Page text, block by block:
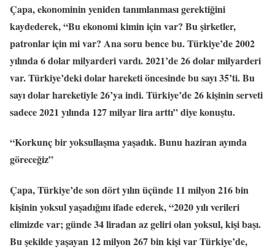
Çapa, ekonominin yeniden tanımlanması gerektiğini
kaydederek, “Bu ekonomi kimin için var? Bu şirketler,
patronlar için mi var? Ana soru bence bu. Türkiye’de 2002
yılında 6 dolar milyarderi vardı. 2021’de 26 dolar milyarderi
var. Türkiye’deki dolar hareketi öncesinde bu sayı 35’ti. Bu
sayı dolar hareketiyle 26’ya indi. Türkiye’de 26 kişinin serveti
sadece 2021 yılında 127 milyar lira arttı” diye konuştu.
“Korkunç bir yoksullaşma yaşadık. Bunu haziran ayında
göreceğiz”
Çapa, Türkiye’de son dört yılın üçünde 11 milyon 216 bin
kişinin yoksul yaşadığını ifade ederek, “2020 yılı verileri
elimizde var; günde 34 liradan az geliri olan yoksul, kişi başı.
Bu şekilde yaşayan 12 milyon 267 bin kişi var Türkiye’de,